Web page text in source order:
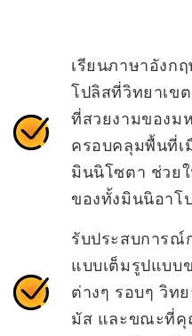
เรียนภาษาอังก
โปลิสที่วิทยาเข
ที่สวยงามของม
ครอบคลุมพื้นที่เ
มินนิโซตา ช่วย
ของทั้งมินนิอาโ
รับประสบการณ์
แบบเต็มรูปแบ
ต่างๆ รอบๆ วิท
มัส และขณะที่คุ